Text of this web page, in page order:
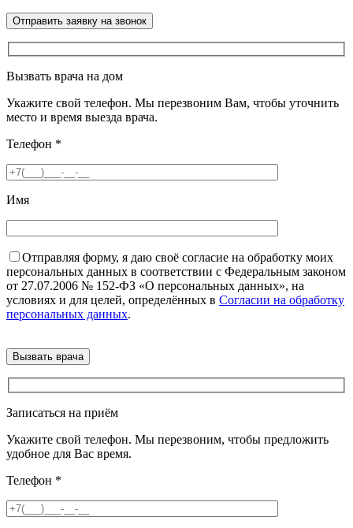
Вызвать врача на дом
Укажите свой телефон. Мы перезвоним Вам, чтобы уточнить
место и время выезда врача.
Телефон *
Имя
Отправляя форму, я даю своё согласие на обработку моих
персональных данных в соответствии с Федеральным законом
от 27.07.2006 № 152-ФЗ «О персональных данных», на
условиях и для целей, определённых в Согласии на обработку
персональных данных.
Записаться на приём
Укажите свой телефон. Мы перезвоним, чтобы предложить
удобное для Вас время.
Телефон *